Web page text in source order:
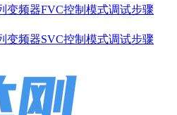
变频器FVC控制模式调试步骤
变频器SVC控制模式调试步骤